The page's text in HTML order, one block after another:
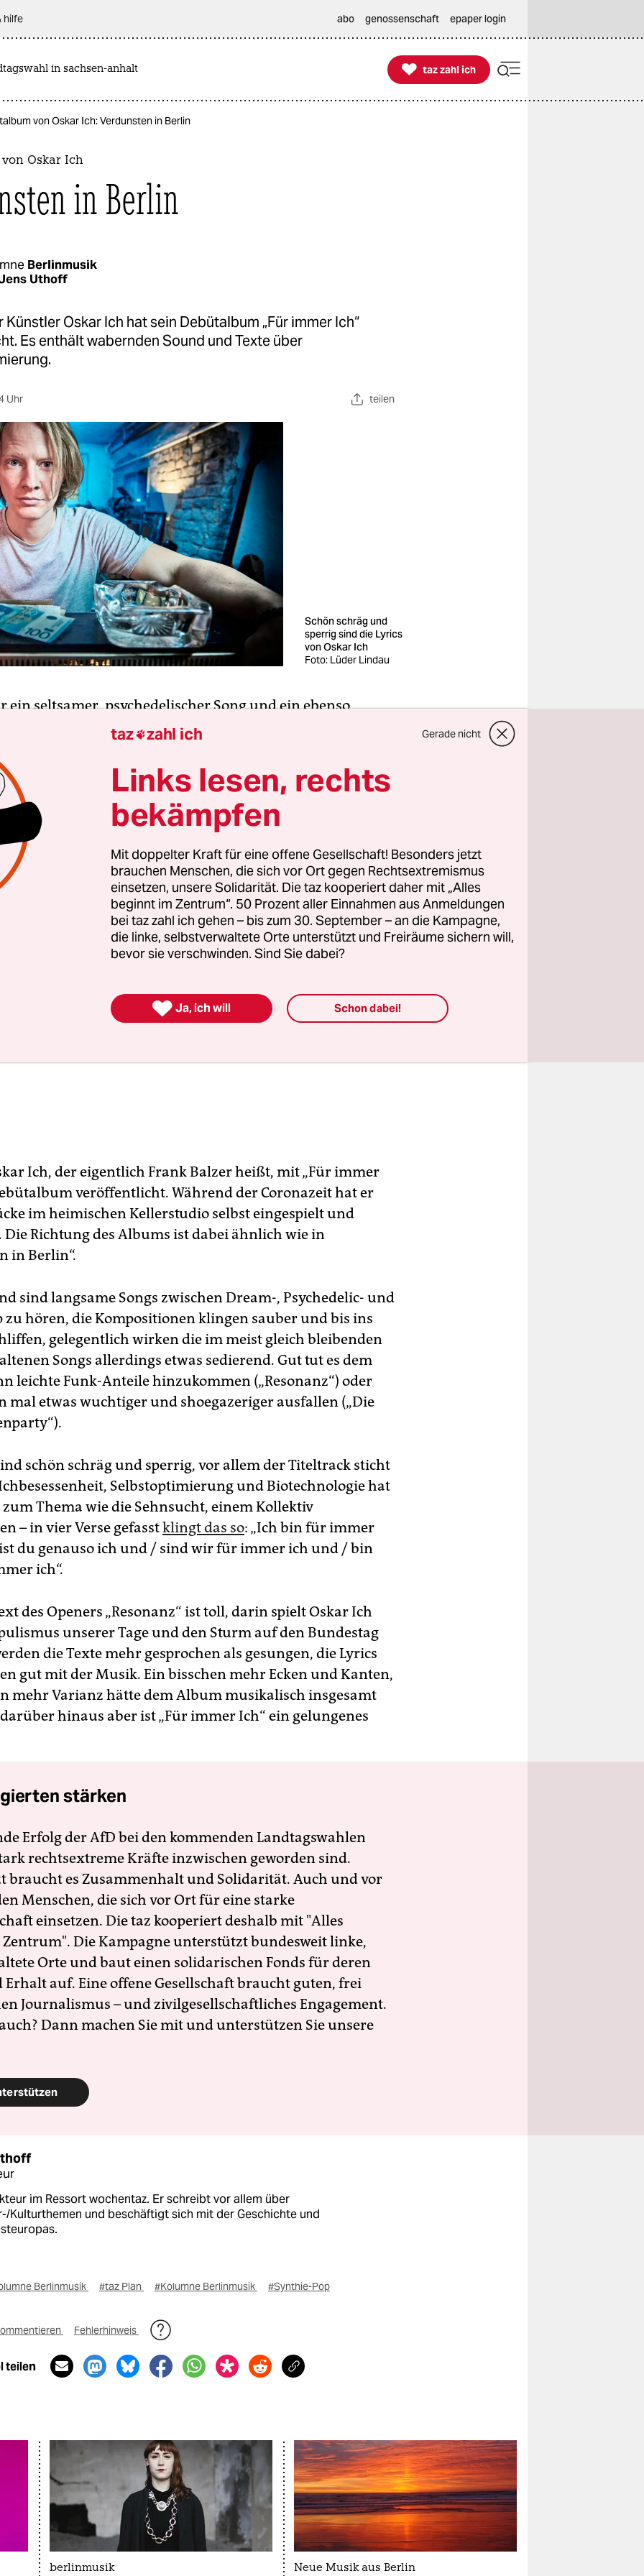
hilfe abo genossenschaft epaper login
in sachsen-anhalt 
taz zahl ich
taz zahl ich
von Oskar Ich: Verdunsten in Berlin
Oskar Ich
in Berlin
Berlinmusik
Uthoff
Künstler Oskar Ich hat sein Debütalbum „Für immer Ich“
Es enthält wabernden Sound und Texte über
Uhr teilen
Schön schräg und
sperrig sind die Lyrics
von Oskar Ich
Foto: Lüder Lindau
ein seltsamer, psychedelischer Song und ein ebenso
psychedelisches Video, das man von dem Berliner
Oskar Ich als Erstes zu hören und zu sehen bekam.
in Berlin“
hieß der Song, den er im Sommer 2020
– wabernde Synthesizer waren da zu vernehmen, dazu
Beats, hallende Gitarrenschleifen und
Sprechgesang. „Dein Haar klebt auf der Haut / Hier
/ Verdunsten in Berlin“, sang dieser Oskar Ich da; ein
für zu heiße Sommertage (und Klimakatastrophen).
Ich, der eigentlich Frank Balzer heißt, mit „Für immer
veröffentlicht. Während der Coronazeit hat er
im heimischen Kellerstudio selbst eingespielt und
Richtung des Albums ist dabei ähnlich wie in
in Berlin“.
sind langsame Songs zwischen Dream-, Psychedelic- und
zu hören, die Kompositionen klingen sauber und bis ins
gelegentlich wirken die im meist gleich bleibenden
Songs allerdings etwas sedierend. Gut tut es dem
leichte Funk-Anteile hinzukommen („Resonanz“) oder
mal etwas wuchtiger und shoegazeriger ausfallen („Die
schön schräg und sperrig, vor allem der Titeltrack sticht
Selbstoptimierung und Biotechnologie hat
zum Thema wie die Sehnsucht, einem Kollektiv
– in vier Verse gefasstklingt das so: „Ich bin für immer
du genauso ich und / sind wir für immer ich und / bin
ich“.
des Openers „Resonanz“ ist toll, darin spielt Oskar Ich
unserer Tage und den Sturm auf den Bundestag
die Texte mehr gesprochen als gesungen, die Lyrics
gut mit der Musik. Ein bisschen mehr Ecken und Kanten,
mehr Varianz hätte dem Album musikalisch insgesamt
hinaus aber ist „Für immer Ich“ ein gelungenes
stärken
Erfolg der AfD bei den kommenden Landtagswahlen
rechtsextreme Kräfte inzwischen geworden sind.
braucht es Zusammenhalt und Solidarität. Auch und vor
Menschen, die sich vor Ort für eine starke
einsetzen. Die taz kooperiert deshalb mit "Alles
Die Kampagne unterstützt bundesweit linke,
Orte und baut einen solidarischen Fonds für deren
Erhalt auf. Eine offene Gesellschaft braucht guten, frei
Journalismus – und zivilgesellschaftliches Engagement.
Dann machen Sie mit und unterstützen Sie unsere
im Ressort wochentaz. Er schreibt vor allem über
Kulturthemen und beschäftigt sich mit der Geschichte und
Berlinmusik #taz Plan #Kolumne Berlinmusik #Synthie-Pop
Fehlerhinweis
teilen
berlinmusik Neue Musik aus Berlin
taz zahl ich Gerade nicht
Links lesen, rechts
bekämpfen
Mit doppelter Kraft für eine offene Gesellschaft! Besonders jetzt
brauchen Menschen, die sich vor Ort gegen Rechtsextremismus
einsetzen, unsere Solidarität. Die taz kooperiert daher mit „Alles
beginnt im Zentrum“. 50 Prozent aller Einnahmen aus Anmeldungen
bei taz zahl ich gehen – bis zum 30. September – an die Kampagne,
die linke, selbstverwaltete Orte unterstützt und Freiräume sichern will,
bevor sie verschwinden. Sind Sie dabei?
 Ja, ich will Schon dabei!